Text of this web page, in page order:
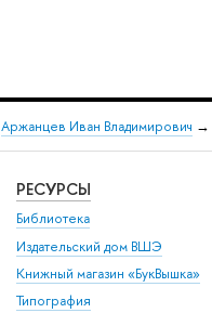
Аржанцев Иван Владимирович →
РЕСУРСЫ
Библиотека
Издательский дом ВШЭ
Книжный магазин «БукВышка»
Типография